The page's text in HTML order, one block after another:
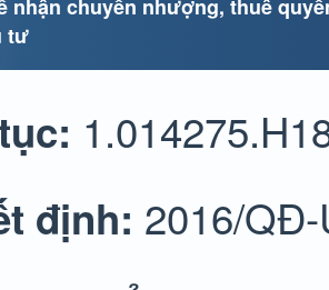
nhận chuyển nhượng, thuê
tư
định: 2016/